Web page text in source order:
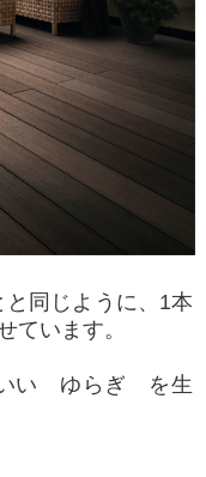
同じように、1本
ています。
いい ゆらぎ を生